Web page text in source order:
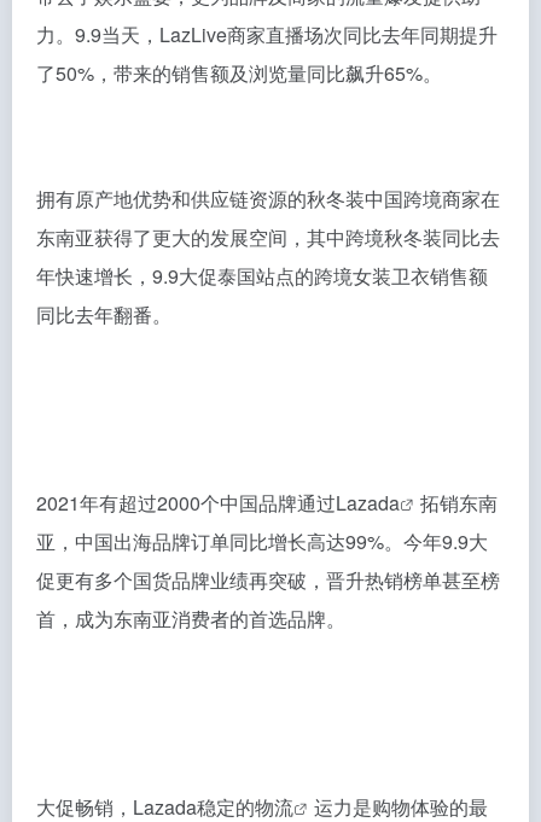
力。9.9当天，LazLive商家直播场次同比去年同期提升
了50%，带来的销售额及浏览量同比飙升65%。
拥有原产地优势和供应链资源的秋冬装中国跨境商家在
东南亚获得了更大的发展空间，其中跨境秋冬装同比去
年快速增长，9.9大促泰国站点的跨境女装卫衣销售额
同比去年翻番。
2021年有超过2000个中国品牌通过Lazada
拓销东南
亚，中国出海品牌订单同比增长高达99%。今年9.9大
促更有多个国货品牌业绩再突破，晋升热销榜单甚至榜
首，成为东南亚消费者的首选品牌。
大促畅销，Lazada稳定的物流
运力是购物体验的最